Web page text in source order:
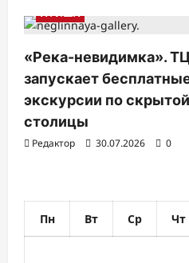
АФИША
«Река-невидимка».
запускает
экскурсии по
столицы
Редактор 30.07.2026 0
Пн
Вт Ср Чт